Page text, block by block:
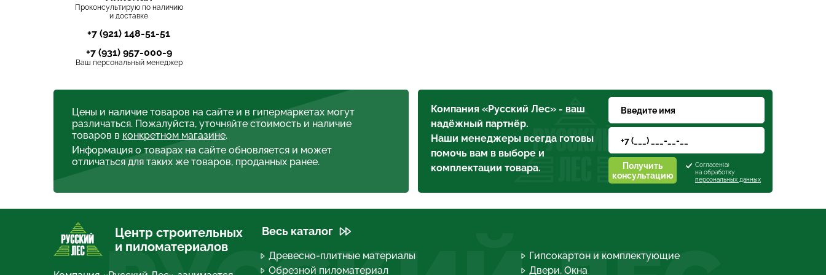
Проконсультирую по наличию
и доставке
+7 (921) 148-51-51
+7 (931) 957-000-9
Ваш персональный менеджер
Цены и наличие товаров на сайте и в гипермаркетах могут
различаться. Пожалуйста, уточняйте стоимость и наличие
товаров в конкретном магазине.
Информация о товарах на сайте обновляется и может
отличаться для таких же товаров, проданных ранее.
Компания «Русский Лес» - ваш
надёжный партнёр.
Наши менеджеры всегда готовы
помочь вам в выборе и
комплектации товара.
Получить
консультацию
Согласен(а)
на обработку
персональных данных
Центр строительных
и пиломатериалов
Весь каталог
Древесно-плитные материалы
Обрезной пиломатериал
Гипсокартон и комплектующие
Двери, Окна